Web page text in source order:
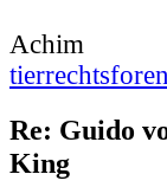
Achim
Re: Guido
King